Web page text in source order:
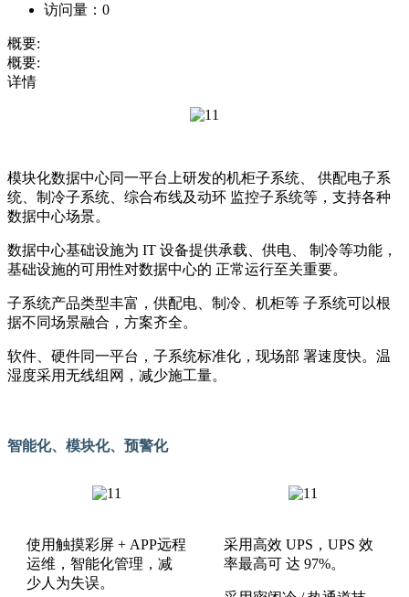
访问量： 0
概要:
概要:
详情
模块化数据中心同一平台上研发的机柜子系统、 供配电子系
统、制冷子系统、综合布线及动环 监控子系统等，支持各种
数据中心场景。
数据中心基础设施为 IT 设备提供承载、供电、 制冷等功能，
基础设施的可用性对数据中心的 正常运行至关重要。
子系统产品类型丰富，供配电、制冷、机柜等 子系统可以根
据不同场景融合，方案齐全。
软件、硬件同一平台，子系统标准化，现场部 署速度快。温
湿度采用无线组网，减少施工量。
智能化、模块化、预警化
使用触摸彩屏 + APP远程
运维，智能化管理，减
少人为失误。
采用高效 UPS，UPS 效
率最高可 达 97%。